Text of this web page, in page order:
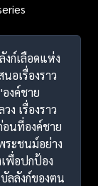
งก์เลือดแห่ง
อเรื่องราว
งค์ชาย
ง เรื่องราว
อนที่องค์ชาย
ระชนม์อย่าง
พื่อปกป้อง
ลลังก์ของตน